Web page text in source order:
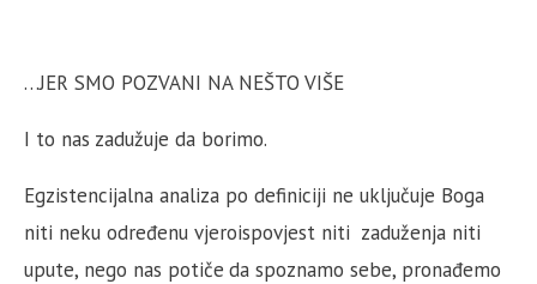
…JER SMO POZVANI NA NEŠTO VIŠE
I to nas zadužuje da borimo.
Egzistencijalna analiza po definiciji ne uključuje Boga
niti neku određenu vjeroispovjest niti zaduženja niti
upute, nego nas potiče da spoznamo sebe, pronađemo